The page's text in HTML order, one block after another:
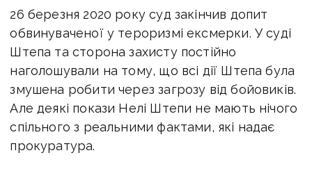
26 березня 2020 року суд закінчив допит
обвинуваченої у тероризмі ексмерки. У суді
Штепа та сторона захисту постійно
наголошували на тому, що всі дії Штепа була
змушена робити через загрозу від бойовиків.
Але деякі покази Нелі Штепи не мають нічого
спільного з реальними фактами, які надає
прокуратура.